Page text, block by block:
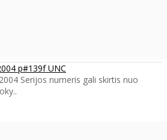
p#139f UNC
Serijos numeris gali skirtis nuo